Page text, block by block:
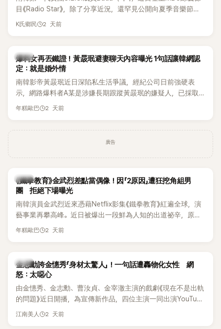
麼大，不知道才奇怪吧。」一來一往，氣氛反而更加輕鬆。 談到
當年情況，李智惠終於鬆口坦言，當時確實被質疑動過隆胸手
術。她回憶：「拍了比基尼照片之後，就開始被說是不是去隆乳
了。」為了澄清誤會，她只好親自站出來說清楚。 李智惠進一步
想，既然一直說我有做，那我乾脆把腋下給大家看，證明我根
本沒動過。」一句話說完，全場瞬間炸鍋，來賓又驚又笑。 事實
上，早在 2006 年，李智惠就為了證明自己沒有「隆乳」，真的
召開了一場泳裝記者招待會。當時她穿著比基尼站在一排攝影
這段為平息爭議、直接公開腋下畫面自證清白的往事再度被提
《脫掉鞋子恢單4Men》 中，親自公開那張當年引發話題的「腋下
比基尼照」，再次重提這段至今仍被粉絲視為黑歷史代表作的事
員身分出道，該團在 2000 年代初期紅極一時，由李智惠、徐
智英兩位女成員，以及張錫炫、Chris Kim 兩位男成員組成。不
過後來爆出長達四年的團內霸凌風波，甚至傳出徐智英母親對
李智惠言語辱罵、動手等爭議，最終團體於 2002 年解散。 團
體解散後，李智惠轉型 solo，靠著綜藝與歌唱實力持續活躍演
藝圈。據悉，她當年能加入 S#arp，也與 李尚敏 的賞識有關。
感情方面，李智惠於 2017 年與圈外男友結婚，婚後育有兩個
目，她經營的 YouTube 頻道也即將突破百萬訂閱，近年內容深
受網友喜愛，再度迎來事業第二春。
目《Radio Star》，除了分享近況，還罕見公開向夏季音樂節
Waterbomb喊話，笑稱自己至今從未受邀演出，更幽默表示：
K氏鄉民 2 天前
韓星
爆料女再丟鐵證！黃晸珉避妻聊天內容曝光 1句話讓韓網認
定：就是婚外情
南韓影帝黃晸珉近日深陷私生活爭議，經紀公司日前強硬表
示，網路爆料者A某是涉嫌長期跟蹤黃晸珉的嫌疑人，已採取
法律行動。不過，A某並未因此停止發聲，5日再度透過社群平
年糕歐巴 2 天前
廣告
韓星
《鐵拳教育》金武烈差點當偶像！因「2原因」遭狂挖角組男
團 拒絕下場曝光
南韓演員金武烈近來憑藉Netflix影集《鐵拳教育》紅遍全球，演
藝事業再攀高峰。近日被爆出一段鮮為人知的出道祕辛，原來
他當年差點不是以演員身分出道，而是成為男團偶像的一員。
年糕歐巴 2 天前
韓星
金志勳誇金憓秀「身材太驚人」！一句話遭轟物化女性 網
怒：太噁心
由金憓秀、金志勳、曹汝貞、金宰澈主演的戲劇《現在不是出軌
的問題》近日開播，為宣傳新作品，四位主演一同出演YouTube
節目，不料訪談中的一段發言卻意外掀起爭議。不少網友認
江南美人 2 天前